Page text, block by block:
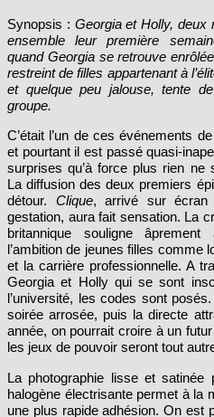
Synopsis : Georgia et Holly, deux
ensemble leur première
quand Georgia se retrouve
restreint de filles appartenant à
et quelque peu jalouse, tente
groupe.
C’était l’un de ces événements
et pourtant il est passé quasi-
surprises qu’à force plus rien ne
La diffusion des deux premiers
détour. Clique, arrivé sur
gestation, aura fait sensation. La
britannique souligne
l’ambition de jeunes filles comme
et la carrière professionnelle. A
Georgia et Holly qui se sont
l’université, les codes sont
soirée arrosée, puis la directe
année, on pourrait croire à un
les jeux de pouvoir seront tout
La photographie lisse et
halogène électrisante permet à la
une plus rapide adhésion. On est